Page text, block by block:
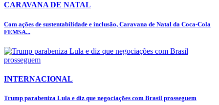
CARAVANA DE NATAL
Com ações de sustentabilidade e inclusão, Caravana de Natal da Coca-Cola
FEMSA...
INTERNACIONAL
Trump parabeniza Lula e diz que negociações com Brasil prosseguem